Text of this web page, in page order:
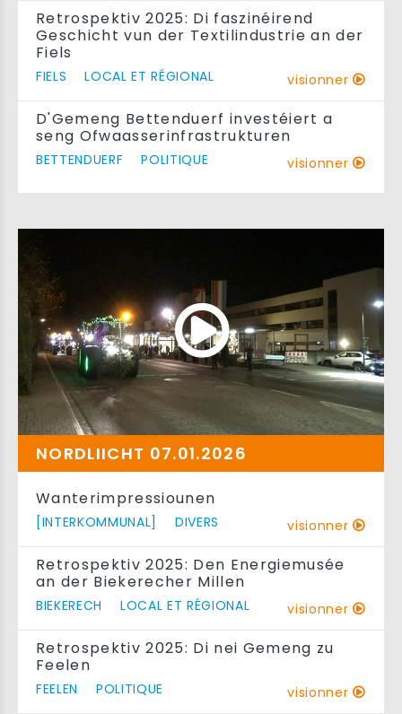
Retrospektiv 2025: Di faszinéirend
Geschicht vun der Textilindustrie an der
Fiels
FIELS LOCAL ET RÉGIONAL visionner
D'Gemeng Bettenduerf investéiert a
seng Ofwaasserinfrastrukturen
BETTENDUERF POLITIQUE visionner
NORDLIICHT 07.01.2026
Wanterimpressiounen
[INTERKOMMUNAL] DIVERS visionner
Retrospektiv 2025: Den Energiemusée
an der Biekerecher Millen
BIEKERECH LOCAL ET RÉGIONAL visionner
Retrospektiv 2025: Di nei Gemeng zu
Feelen
FEELEN POLITIQUE visionner